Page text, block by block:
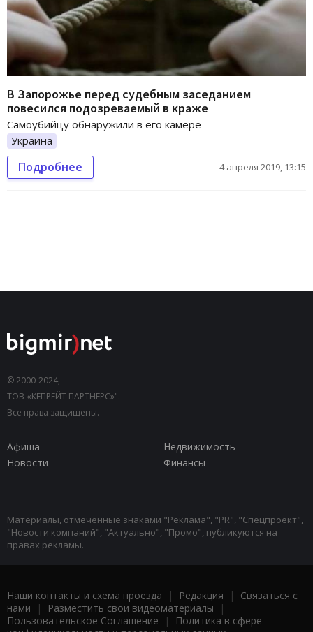
В Запорожье перед судебным заседанием
повесился подозреваемый в краже
Самоубийцу обнаружили в его камере
Украина
Подробнее 4 апреля 2019, 13:15
© 2000-2024,
ТОВ «КЕПРЕЙТ ПАРТНЕРС»".
Все права защищены.
Афиша
Недвижимость
Новости
Финансы
Материалы, отмеченные знаками "Реклама", "PR", "Спецпроект",
"Новости компаний", "Актуально", "Промо", публикуются на
правах рекламы.
Наши контакты и схема проезда | Редакция | Связаться с
нами | Разместить свои видеоматериалы |
Пользовательское Соглашение |
Политика в сфере